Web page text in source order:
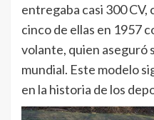
entregaba casi 300
cinco de ellas en 1957
volante, quien aseguró
mundial. Este modelo
en la historia de los